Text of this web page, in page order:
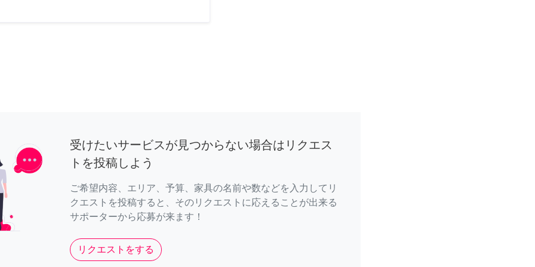
受けたいサービスが見つからない場合はリクエス
トを投稿しよう
ご希望内容、エリア、予算、家具の名前や数などを入力してリ
クエストを投稿すると、そのリクエストに応えることが出来る
サポーターから応募が来ます！
リクエストをする